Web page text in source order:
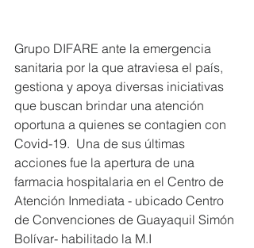
Grupo DIFARE ante la emergencia
sanitaria por la que atraviesa el país,
gestiona y apoya diversas iniciativas
que buscan brindar una atención
oportuna a quienes se contagien con
Covid-19.  Una de sus últimas
acciones fue la apertura de una
farmacia hospitalaria en el Centro de
Atención Inmediata - ubicado Centro
de Convenciones de Guayaquil Simón
Bolívar- habilitado la M.I